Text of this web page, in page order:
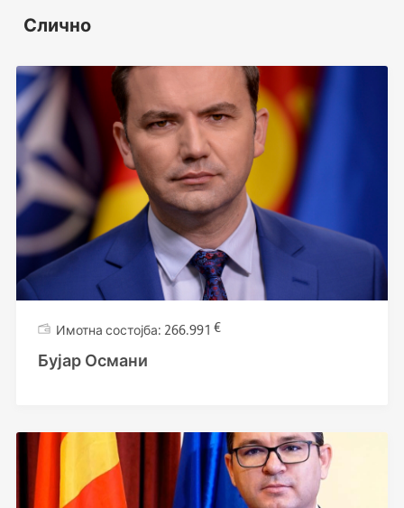
Слично
266.991 €
Бујар Османи